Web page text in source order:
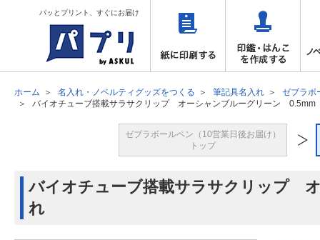
パッとプリント、すぐにお届け
ホーム 名入れ・ノベルティグッズをつくる 筆記具名入れ
ゼブラボ
バイオチューブ搭載サラサクリップ オーシャンブルーグリーン
ゼブラボールペン（10営業日後お届け）
トップ
バイオチューブ搭載サラサクリップ
れ